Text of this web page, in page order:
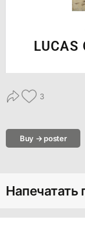
LUCAS
3
Buy → poster
Напечатать